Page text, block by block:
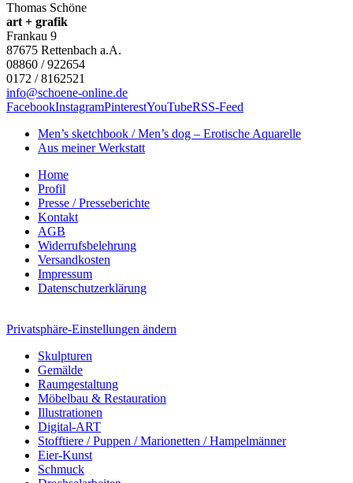
Thomas Schöne
art + grafik
Frankau 9
87675 Rettenbach a.A.
08860 / 922654
0172 / 8162521
info@schoene-online.de
FacebookInstagramPinterestYouTubeRSS-Feed
Men’s sketchbook / Men’s dog – Erotische Aquarelle
Aus meiner Werkstatt
Home
Profil
Presse / Presseberichte
Kontakt
AGB
Widerrufsbelehrung
Versandkosten
Impressum
Datenschutzerklärung
Privatsphäre-Einstellungen ändern
Skulpturen
Gemälde
Raumgestaltung
Möbelbau & Restauration
Illustrationen
Digital-ART
Stofftiere / Puppen / Marionetten / Hampelmänner
Eier-Kunst
Schmuck